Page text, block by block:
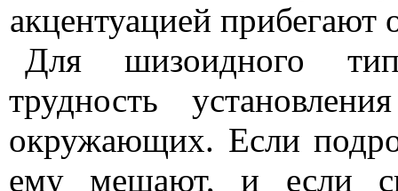
акценту­ацией прибегают
Для шизоидного
трудность
окружающих. Если
ему мешают, и если